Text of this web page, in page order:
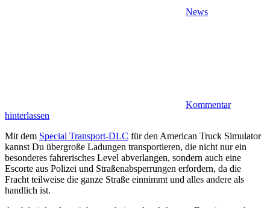
News
Kommentar
hinterlassen
Mit dem Special Transport-DLC für den American Truck Simulator
kannst Du übergroße Ladungen transportieren, die nicht nur ein
besonderes fahrerisches Level abverlangen, sondern auch eine
Escorte aus Polizei und Straßenabsperrungen erfordern, da die
Fracht teilweise die ganze Straße einnimmt und alles andere als
handlich ist.